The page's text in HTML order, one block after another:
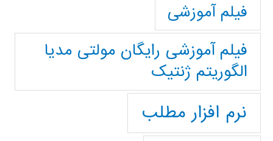
فیلم آموزشی
فیلم آموزشی رایگان مولتی مدیا
الگوریتم ژنتیک
نرم افزار مطلب